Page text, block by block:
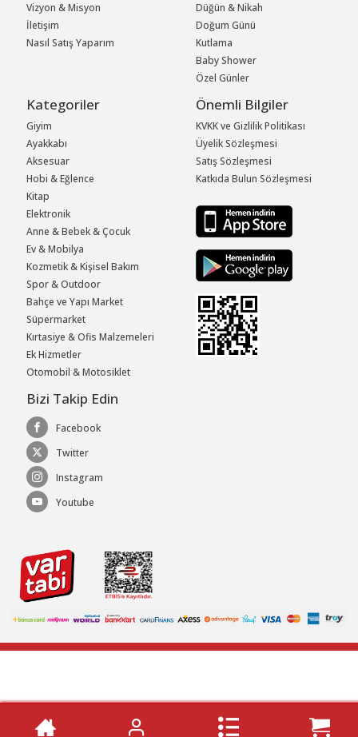
Vizyon & Misyon
İletişim
Nasıl Satış Yaparım
Düğün & Nikah
Doğum Günü
Kutlama
Baby Shower
Özel Günler
Kategoriler
Giyim
Ayakkabı
Aksesuar
Hobi & Eğlence
Kitap
Elektronik
Anne & Bebek & Çocuk
Ev & Mobilya
Kozmetik & Kişisel Bakım
Spor & Outdoor
Bahçe ve Yapı Market
Süpermarket
Kırtasiye & Ofis Malzemeleri
Ek Hizmetler
Otomobil & Motosiklet
Önemli Bilgiler
KVKK ve Gizlilik Politikası
Üyelik Sözleşmesi
Satış Sözleşmesi
Katkıda Bulun Sözleşmesi
Bizi Takip Edin
Facebook
Twitter
Instagram
Youtube